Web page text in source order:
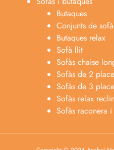
Butaques
Conjunts de
Butaques relax
Sofà llit
Sofàs chaise
Sofàs de 2
Sofàs de 3
Sofàs relax
Sofàs raconera
Lun-dom 9:00am-10pm